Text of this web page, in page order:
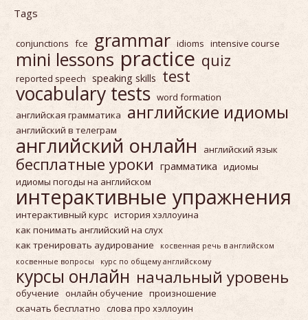
Tags
conjunctions fce grammar idioms intensive course
mini lessons practice quiz
reported speech speaking skills test
vocabulary tests word formation
английская грамматика
английские идиомы
английский в телеграм
английский онлайн английский язык
бесплатные уроки грамматика идиомы
идиомы погоды на английском
интерактивные упражнения
интерактивный курс история хэллоуина
как понимать английский на слух
как тренировать аудирование
косвенная речь в английском
косвенные вопросы
курс по общему английскому
курсы онлайн начальный уровень
обучение онлайн обучение произношение
скачать бесплатно слова про хэллоуин